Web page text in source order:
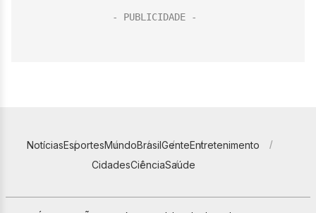
NotíciasEsportesMundoBrasilGenteEntretenimento
CidadesCiênciaSaúde